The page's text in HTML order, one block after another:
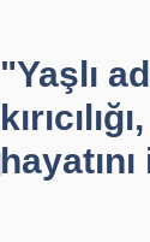
"Yaşlı